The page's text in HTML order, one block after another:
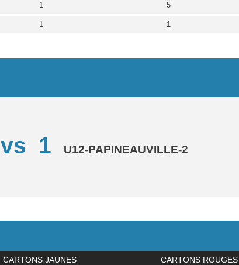
1 5
1 1
vs 1 U12-PAPINEAUVILLE-2
CARTONS JAUNES CARTONS ROUGES